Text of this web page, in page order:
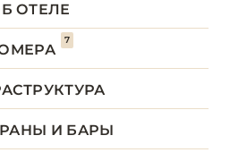
ОТЕЛЕ
7
И БАРЫ